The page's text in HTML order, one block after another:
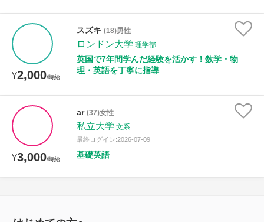
¥2,000/時給
スズキ (18)男性
ロンドン大学 理学部
英国で7年間学んだ経験を活かす！数学・物
理・英語を丁寧に指導
¥3,000/時給
ar (37)女性
私立大学 文系
最終ログイン:2026-07-09
基礎英語